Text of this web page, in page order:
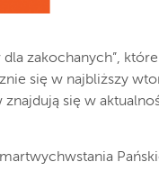
zakochanych”,
się w najbliższy
się w